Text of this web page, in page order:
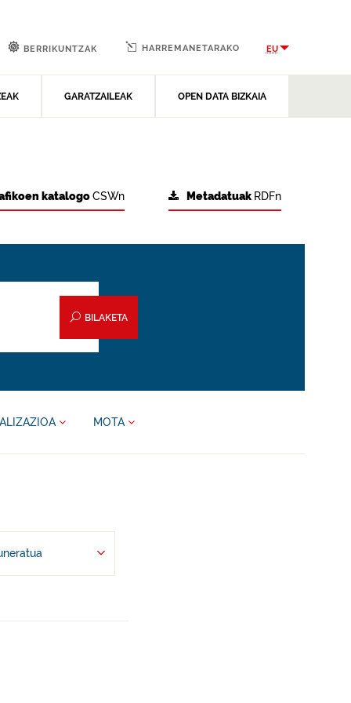
GARATZAILEAK OPEN DATA BIZKAIA
BERRIKUNTZAK HARREMANETARAKO EU
Metadatuak RDFn
katalogoCSWn
BILAKETA
MOTA